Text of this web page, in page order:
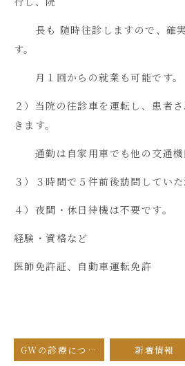
長も 随時往診しますので、確
す。
月１回からの就業も可能です。
２）当院の往診車を運転し、患者
きます。
通勤は自家用車でも他の交通機
３）３時間で５件前後訪問していた
４）夜間・休日待機は不要です。
経験・資格など
医師免許証、自動車運転免許
GWの診療について 新着情報